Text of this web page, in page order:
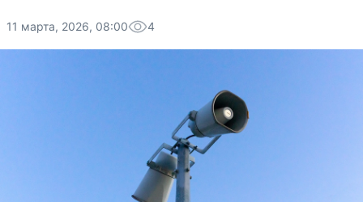
11 марта, 2026, 08:00 4